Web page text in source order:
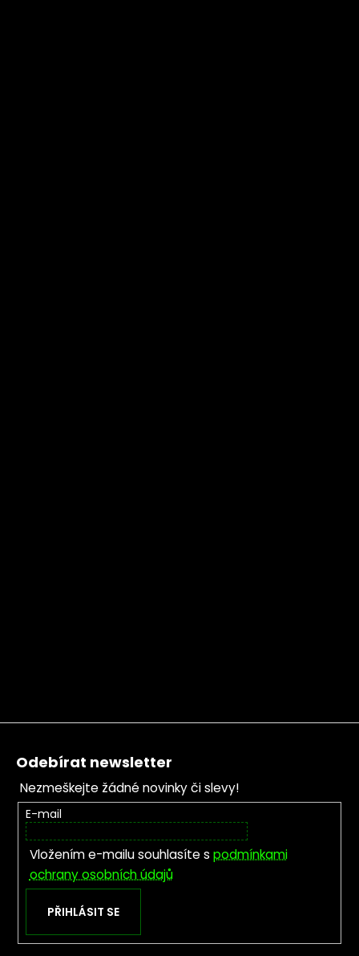
Zápatí
Odebírat newsletter
Nezmeškejte žádné novinky či slevy!
E-mail
Vložením e-mailu souhlasíte s podmínkami
ochrany osobních údajů
PŘIHLÁSIT SE